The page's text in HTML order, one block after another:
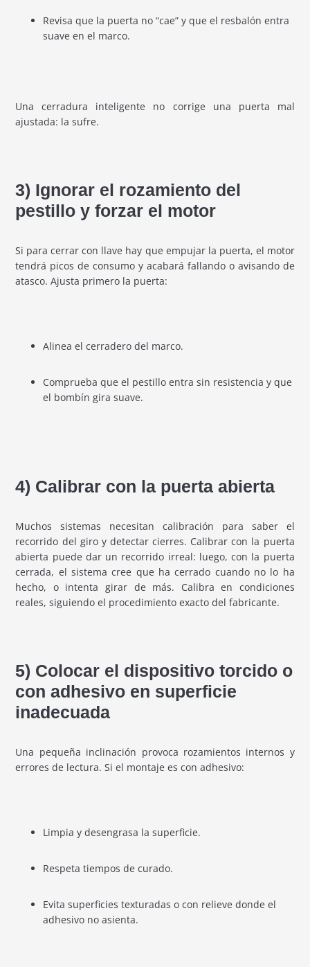
Revisa que la puerta no “cae” y que el resbalón entra
suave en el marco.
Una cerradura inteligente no corrige una puerta mal
ajustada: la sufre.
3) Ignorar el rozamiento del
pestillo y forzar el motor
Si para cerrar con llave hay que empujar la puerta, el motor
tendrá picos de consumo y acabará fallando o avisando de
atasco. Ajusta primero la puerta:
Alinea el cerradero del marco.
Comprueba que el pestillo entra sin resistencia y que
el bombín gira suave.
4) Calibrar con la puerta abierta
Muchos sistemas necesitan calibración para saber el
recorrido del giro y detectar cierres. Calibrar con la puerta
abierta puede dar un recorrido irreal: luego, con la puerta
cerrada, el sistema cree que ha cerrado cuando no lo ha
hecho, o intenta girar de más. Calibra en condiciones
reales, siguiendo el procedimiento exacto del fabricante.
5) Colocar el dispositivo torcido o
con adhesivo en superficie
inadecuada
Una pequeña inclinación provoca rozamientos internos y
errores de lectura. Si el montaje es con adhesivo:
Limpia y desengrasa la superficie.
Respeta tiempos de curado.
Evita superficies texturadas o con relieve donde el
adhesivo no asienta.